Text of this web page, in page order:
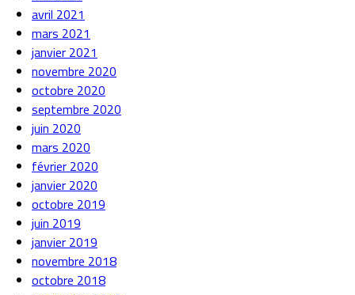
avril 2021
mars 2021
janvier 2021
novembre 2020
octobre 2020
septembre 2020
juin 2020
mars 2020
février 2020
janvier 2020
octobre 2019
juin 2019
janvier 2019
novembre 2018
octobre 2018